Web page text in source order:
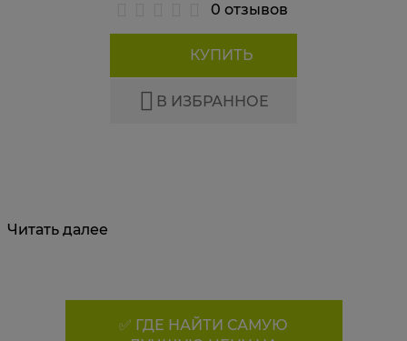
0 отзывов
КУПИТЬ
В ИЗБРАННОЕ
Читать далее
✅ ГДЕ НАЙТИ САМУЮ